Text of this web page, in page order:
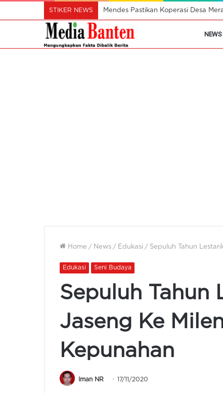
STIKER NEWS Mendes Pastikan Koperasi Desa
NEWS
Home / News / Edukasi / Sepuluh Tahun
Edukasi Seni Budaya
Sepuluh Tahun
Jaseng Ke
Kepunahan
Iman NR 17/11/2020